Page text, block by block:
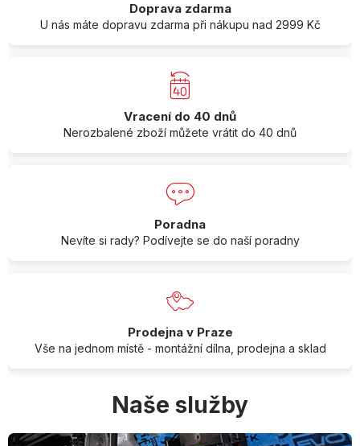
Doprava zdarma
U nás máte dopravu zdarma při nákupu nad 2999 Kč
Vracení do 40 dnů
Nerozbalené zboží můžete vrátit do 40 dnů
Poradna
Nevíte si rady? Podívejte se do naší poradny
Prodejna v Praze
Vše na jednom místě - montážní dílna, prodejna a sklad
Naše služby